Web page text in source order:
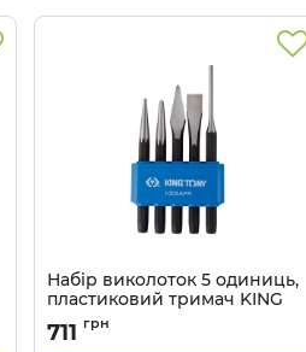
Набір виколоток 5 одиниць,
пластиковий тримач KING
TONY
Артикул:
711 грн